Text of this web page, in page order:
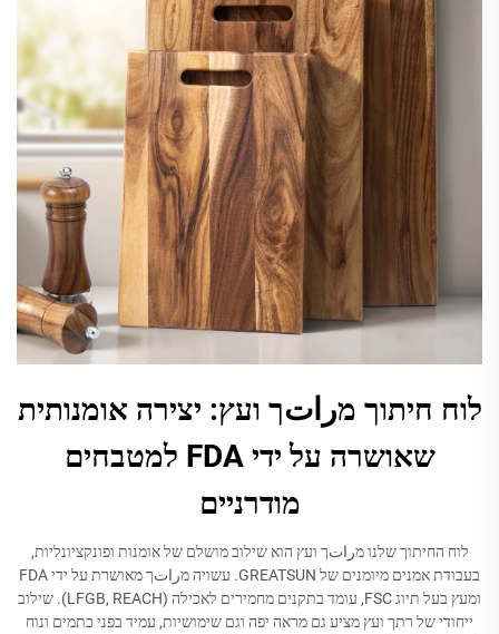
לוח חיתוך מراتך ועץ: יצירה אומנותית
שאושרה על ידי FDA למטבחים
מודרניים
לוח החיתוך שלנו מراتך ועץ הוא שילוב מושלם של אומנות ופונקציונליות,
בעבודת אמנים מיומנים של GREATSUN. עשויה מراتך מאושרת על ידי FDA
ומעץ בעל תיוג FSC, עומד בתקנים מחמירים לאכילה (LFGB, REACH). שילוב
ייחודי של רתך ועץ מציע גם מראה יפה וגם שימושיות, עמיד בפני כתמים ונוח